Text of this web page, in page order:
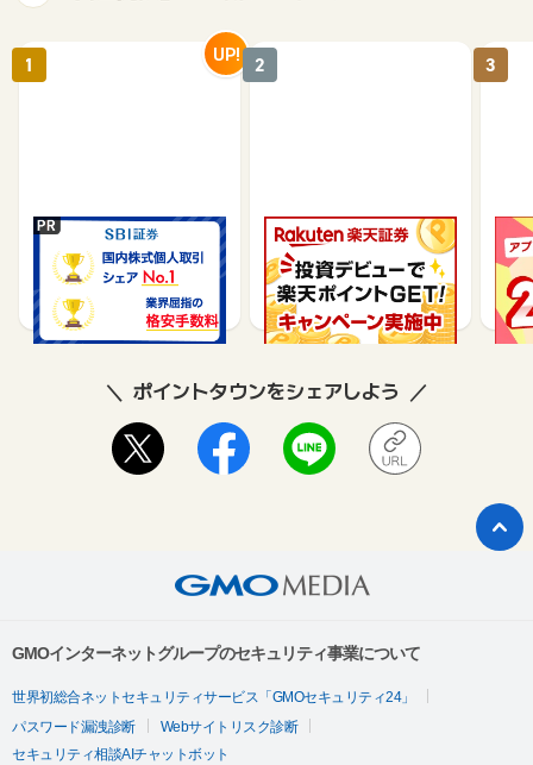
てOK。
■選べる特典も充実！
自分の生活に合った特典を毎月1つ選べちゃう！
※対象はイーネットATM・ローソン銀行ATM・セブン銀行AT
④Vポイントの還元率が＋1％アップ！
三井住友カード（NL）の還元率0.5％と比べて、Oliveなら還元
率が最大＋1％アップする特典が選べるのが魅力！
【Oliveを始めるとこんなに便利】
Oliveアカウントがあれば、「ATMでの手数料節約」「毎月ポ
イントゲット」「ムダな出費カット」が簡単にできちゃいま
SBI証券【新規口座開設
完了】
9,565 17,000
1 UP!
楽天証券【総合口座開設
完了】
7,500
2
【
行】
3
ポイントタウンをシェアしよう
GMOインターネットグループのセキュリティ事業について
世界初総合ネットセキュリティサービス「GMOセキュリティ24」
パスワード漏洩診断
Webサイトリスク診断
セキュリティ相談AIチャットボット